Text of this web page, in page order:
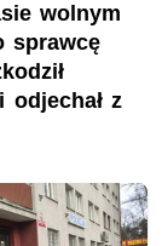
wolnym
sprawcę
odjechał z